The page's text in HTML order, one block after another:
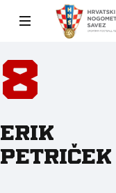
8
Erik
Petriček